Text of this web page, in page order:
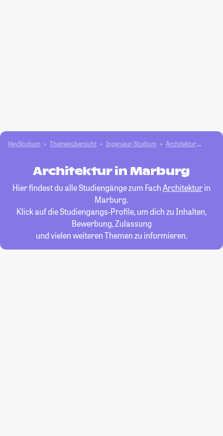
HeyStudium Themenübersicht Ingenieur-Studium Architektur
Architektur in Marburg
Hier findest du alle Studiengänge zum FachArchitekturin
Marburg.
Klick auf die Studiengangs-Profile, um dich zu Inhalten,
Bewerbung, Zulassung
und vielen weiteren Themen zu informieren.